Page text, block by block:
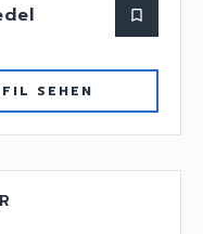
bookmark_border
SEHEN